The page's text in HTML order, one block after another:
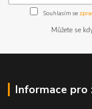
Souhlasím se
Můžete se
Informace pro